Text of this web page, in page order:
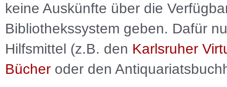
keine Auskünfte über die
Bibliothekssystem geben. Dafür
Hilfsmittel (z.B. den Karlsruher
Bücher oder den